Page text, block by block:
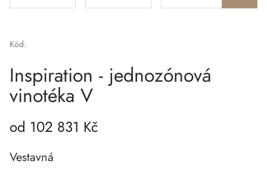
Inspiration - jednozónová
vinotéka V
Kód:
od 102 831 Kč
Vestavná